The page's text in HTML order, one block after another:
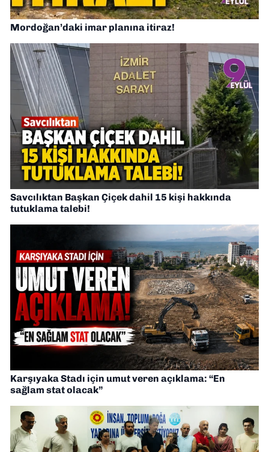
Mordoğan’daki imar planına itiraz!
Savcılıktan Başkan Çiçek dahil 15 kişi hakkında
tutuklama talebi!
Karşıyaka Stadı için umut veren açıklama: “En
sağlam stat olacak”